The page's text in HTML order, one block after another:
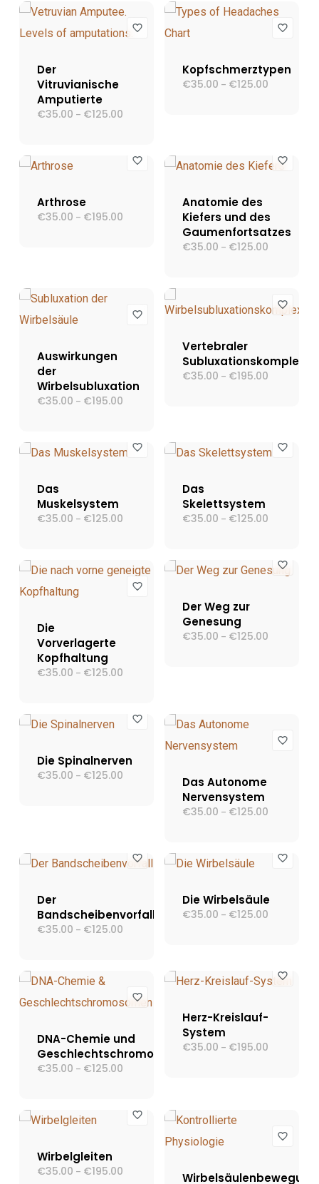
Der
Vitruvianische
Amputierte
€35.00 – €125.00Preisspanne:
Kopfschmerztypen
€35.00 – €125.00
Arthrose
€35.00 – €195.00Preisspanne:
Anatomie des
Kiefers und des
Gaumenfortsatzes
€35.00 – €125.00
Auswirkungen
der
Wirbelsubluxation
€35.00 – €195.00Preisspanne:
Vertebraler
Subluxationskomplex
€35.00 – €195.00
Das
Muskelsystem
€35.00 – €125.00Preisspanne:
Das
Skelettsystem
€35.00 – €125.00
Die
Vorverlagerte
Kopfhaltung
€35.00 – €125.00Preisspanne:
Der Weg zur
Genesung
€35.00 – €125.00
Die Spinalnerven
€35.00 – €125.00Preisspanne:
Das Autonome
Nervensystem
€35.00 – €125.00
Der
Bandscheibenvorfall
€35.00 – €125.00Preisspanne:
Die Wirbelsäule
€35.00 – €125.00
DNA-Chemie und
Geschlechtschromosomen
€35.00 – €125.00Preisspanne:
Herz-Kreislauf-
System
€35.00 – €195.00
Wirbelgleiten
€35.00 – €195.00Preisspanne:
Wirbelsäulenbewegung